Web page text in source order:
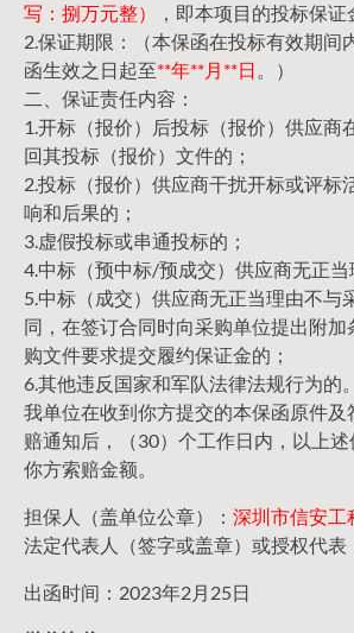
写：捌万元整）
，即本项目的投标保证
2.保证期限：（本保函在投标有效期间
函生效之日起至**年**月**日 。）
二、保证责任内容：
1.开标（报价）后投标（报价）供应商
回其投标（报价）文件的；
2.投标（报价）供应商干扰开标或评标
响和后果的；
3.虚假投标或串通投标的；
4.中标（预中标/预成交）供应商无正当
5.中标（成交）供应商无正当理由不与
同，在签订合同时向采购单位提出附
购文件要求提交履约保证金的；
6.其他违反国家和军队法律法规行为的。
我单位在收到你方提交的本保函原件及
赔通知后，（30）个工作日内，以上
你方索赔金额。
担保人（盖单位公章）： 深圳市信安工
法定代表人（签字或盖章）或授权代表
出函时间：2023年2月25日